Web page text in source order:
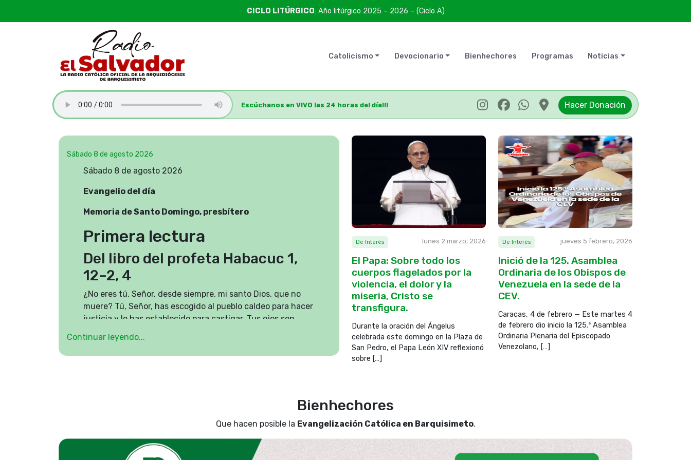
CICLO LITÚRGICO: Año litúrgico 2025 – 2026 – (Ciclo A)
Catolicismo Devocionario Bienhechores Programas Noticias
Escúchanos en VIVO las 24 horas del día!!! Hacer Donación
Sábado 8 de agosto 2026
Sábado 8 de agosto 2026
Evangelio del día
Memoria de Santo Domingo, presbítero
Primera lectura
Del libro del profeta Habacuc 1,
12–2, 4
¿No eres tú, Señor, desde siempre, mi santo Dios, que no
muere? Tú, Señor, has escogido al pueblo caldeo para hacer
justicia y lo has establecido para castigar. Tus ojos son
opresión. ¿Por qué miras en silencio a los traidores y callas
cuando el malvado devora al justo?
¿Y vas a permitir que siga llenando sus redes y matando
naciones sin piedad?
Continuar leyendo...
De Interés lunes 2 marzo, 2026
El Papa: Sobre todo los
cuerpos flagelados por la
violencia, el dolor y la
miseria, Cristo se
transfigura.
Durante la oración del Ángelus
celebrada este domingo en la Plaza de
San Pedro, el Papa León XIV reflexionó
sobre […]
De Interés jueves 5 febrero, 2026
Inició de la 125. Asamblea
Ordinaria de los Obispos de
Venezuela en la sede de la
CEV.
Caracas, 4 de febrero — Este martes 4
de febrero dio inicio la 125.ª Asamblea
Ordinaria Plenaria del Episcopado
Venezolano, […]
Bienhechores
Que hacen posible la Evangelización Católica en Barquisimeto.